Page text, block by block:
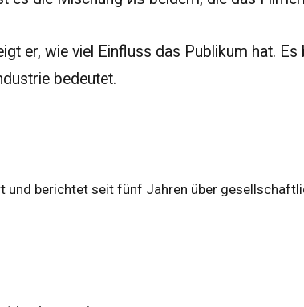
er, wie viel Einfluss das Publikum hat.
bedeutet.
berichtet seit fünf Jahren über